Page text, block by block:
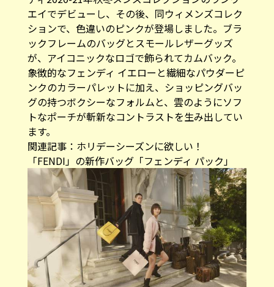
エイでデビューし、その後、同ウィメンズコレク
ションで、色違いのピンクが登場しました。ブラ
ックフレームのバッグとスモールレザーグッズ
が、アイコニックなロゴで飾られてカムバック。
象徴的なフェンディ イエローと繊細なパウダーピ
ンクのカラーパレットに加え、ショッピングバッ
グの持つボクシーなフォルムと、雲のようにソフ
トなポーチが斬新なコントラストを生み出してい
ます。
関連記事：ホリデーシーズンに欲しい！
「FENDI」の新作バッグ「フェンディ パック」